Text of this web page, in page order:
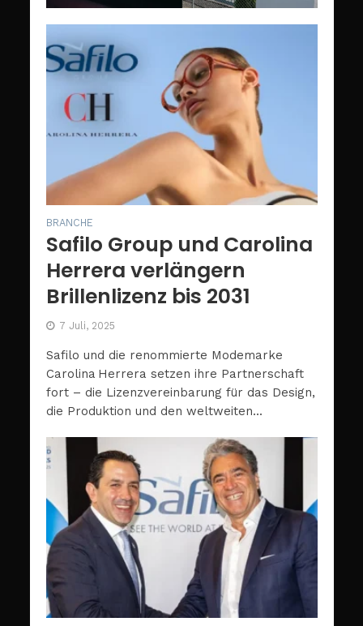
BRANCHE
Safilo Group und Carolina
Herrera verlängern
Brillenlizenz bis 2031
7 Juli, 2025
Safilo und die renommierte Modemarke
Carolina Herrera setzen ihre Partnerschaft
fort – die Lizenzvereinbarung für das Design,
die Produktion und den weltweiten...